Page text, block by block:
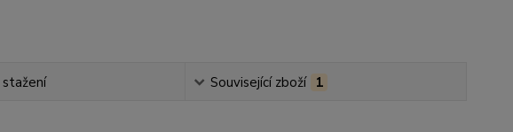
stažení Související zboží 1